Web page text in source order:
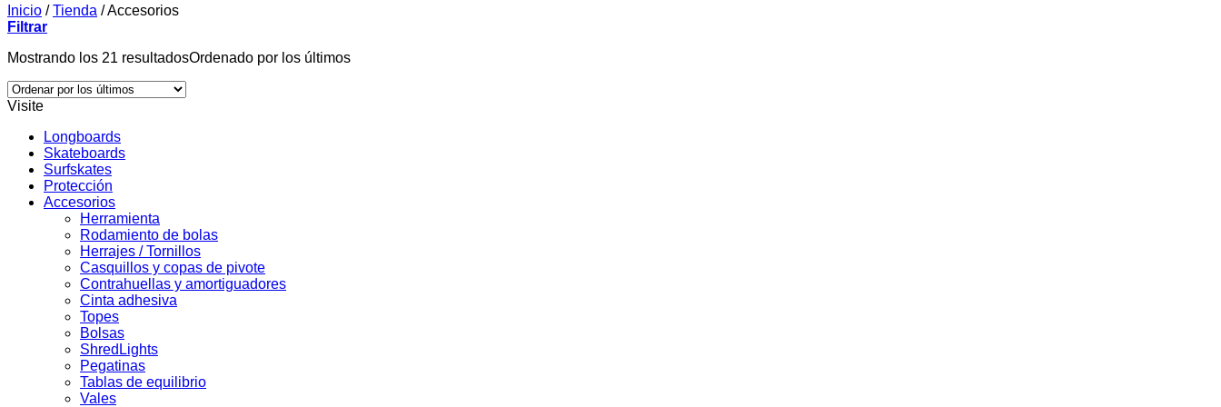
Inicio / Tienda /Accesorios
Filtrar
Mostrando los 21 resultadosOrdenado por los últimos
Visite
Longboards
Skateboards
Surfskates
Protección
Accesorios
Herramienta
Rodamiento de bolas
Herrajes / Tornillos
Casquillos y copas de pivote
Contrahuellas y amortiguadores
Cinta adhesiva
Topes
Bolsas
ShredLights
Pegatinas
Tablas de equilibrio
Vales